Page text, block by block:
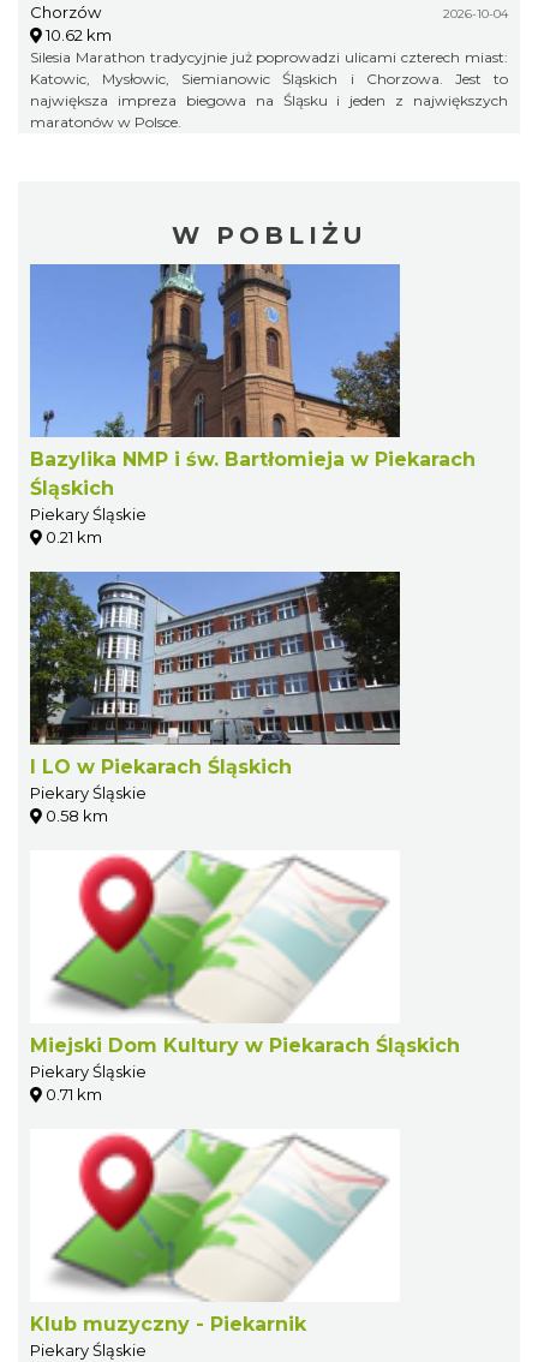
Chorzów 2026-10-04
10.62 km
Silesia Marathon tradycyjnie już poprowadzi ulicami czterech miast:
Katowic, Mysłowic, Siemianowic Śląskich i Chorzowa. Jest to
największa impreza biegowa na Śląsku i jeden z największych
maratonów w Polsce.
W POBLIŻU
Bazylika NMP i św. Bartłomieja w Piekarach
Śląskich
Piekary Śląskie
0.21 km
I LO w Piekarach Śląskich
Piekary Śląskie
0.58 km
Miejski Dom Kultury w Piekarach Śląskich
Piekary Śląskie
0.71 km
Klub muzyczny - Piekarnik
Piekary Śląskie